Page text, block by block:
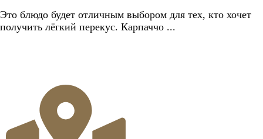
Это блюдо будет отличным выбором для тех, кто хочет
получить лёгкий перекус. Карпаччо ...